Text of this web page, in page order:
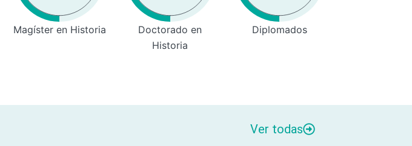
Magíster en Historia
Doctorado en
Historia
Diplomados
Ver todas